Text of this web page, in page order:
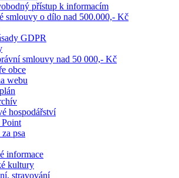
přístup k informacím
smlouvy o dílo nad 500.000,- Kč
GDPR
smlouvy nad 50 000,- Kč
obce
webu
hospodářství
psa
informace
kultury
stravování